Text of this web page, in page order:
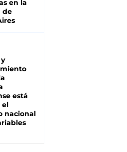
en la
de
está
el
nacional